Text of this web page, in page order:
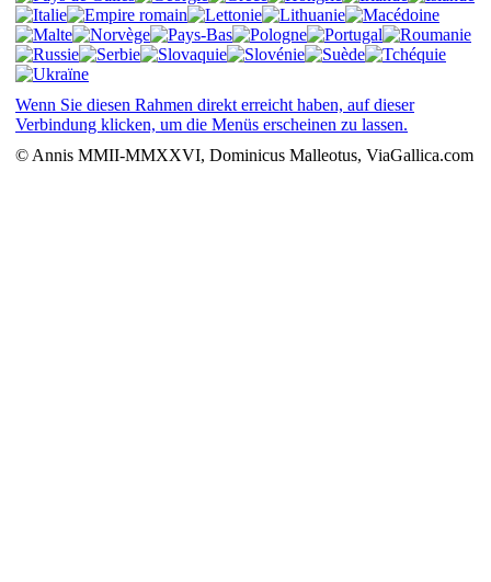
Wenn Sie diesen Rahmen direkt erreicht haben, auf dieser
Verbindung klicken, um die Menüs erscheinen zu lassen.
© Annis MMII-MMXXVI, Dominicus Malleotus, ViaGallica.com